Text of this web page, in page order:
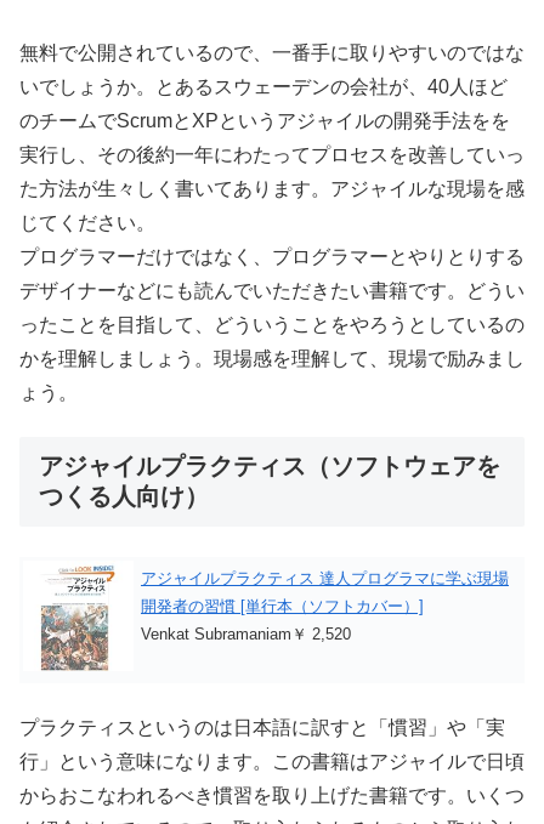
無料で公開されているので、一番手に取りやすいのではな
いでしょうか。とあるスウェーデンの会社が、40人ほど
のチームでScrumとXPというアジャイルの開発手法をを
実行し、その後約一年にわたってプロセスを改善していっ
た方法が生々しく書いてあります。アジャイルな現場を感
じてください。
プログラマーだけではなく、プログラマーとやりとりする
デザイナーなどにも読んでいただきたい書籍です。どうい
ったことを目指して、どういうことをやろうとしているの
かを理解しましょう。現場感を理解して、現場で励みまし
ょう。
アジャイルプラクティス（ソフトウェアを
つくる人向け）
アジャイルプラクティス 達人プログラマに学ぶ現場
開発者の習慣 [単行本（ソフトカバー）]
Venkat Subramaniam￥ 2,520
プラクティスというのは日本語に訳すと「慣習」や「実
行」という意味になります。この書籍はアジャイルで日頃
からおこなわれるべき慣習を取り上げた書籍です。いくつ